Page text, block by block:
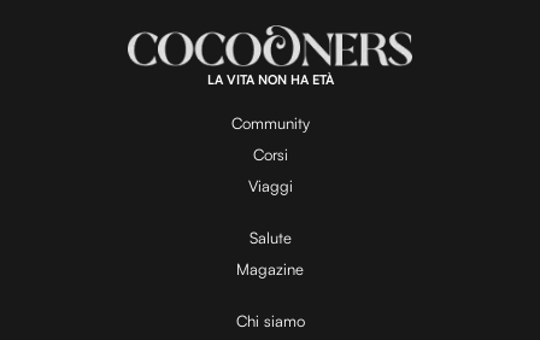
a
y
V
i
:
1
0
0
.
0
LA VITA NON HA ETÀ
Community
Corsi
Viaggi
Salute
Magazine
Chi siamo